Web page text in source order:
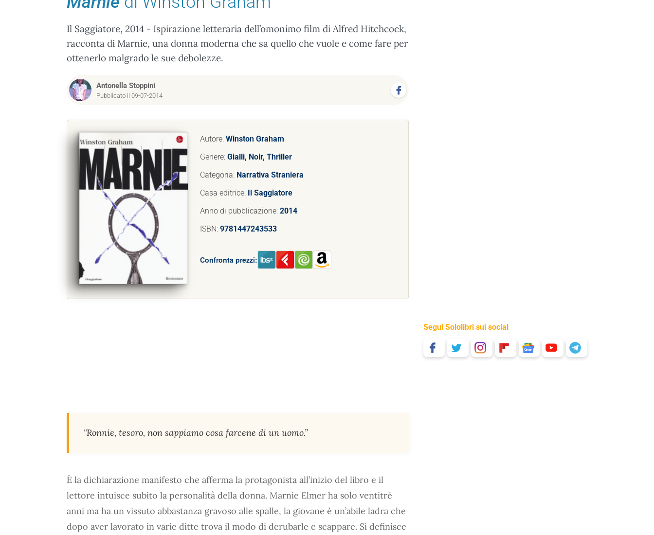
Il Saggiatore, 2014 - Ispirazione letteraria dell’omonimo film di Alfred Hitchcock,
racconta di Marnie, una donna moderna che sa quello che vuole e come fare per
ottenerlo malgrado le sue debolezze.
Antonella Stoppini
Pubblicato il 09-07-2014
Autore: Winston Graham
Genere: Gialli, Noir, Thriller
Categoria: Narrativa Straniera
Casa editrice: Il Saggiatore
Anno di pubblicazione: 2014
ISBN: 9781447243533
Confronta prezzi:
"Ronnie, tesoro, non sappiamo cosa farcene di un uomo.”
È la dichiarazione manifesto che afferma la protagonista all’inizio del libro e il
lettore intuisce subito la personalità della donna. Marnie Elmer ha solo ventitré
anni ma ha un vissuto abbastanza gravoso alle spalle, la giovane è un’abile ladra che
dopo aver lavorato in varie ditte trova il modo di derubarle e scappare. Si definisce
Segui Sololibri sui social